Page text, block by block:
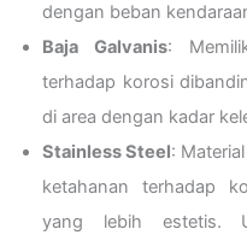
dengan beban
Baja Galvanis:
terhadap korosi
di area dengan kadar
Stainless Steel:
ketahanan terhadap
yang lebih estetis.